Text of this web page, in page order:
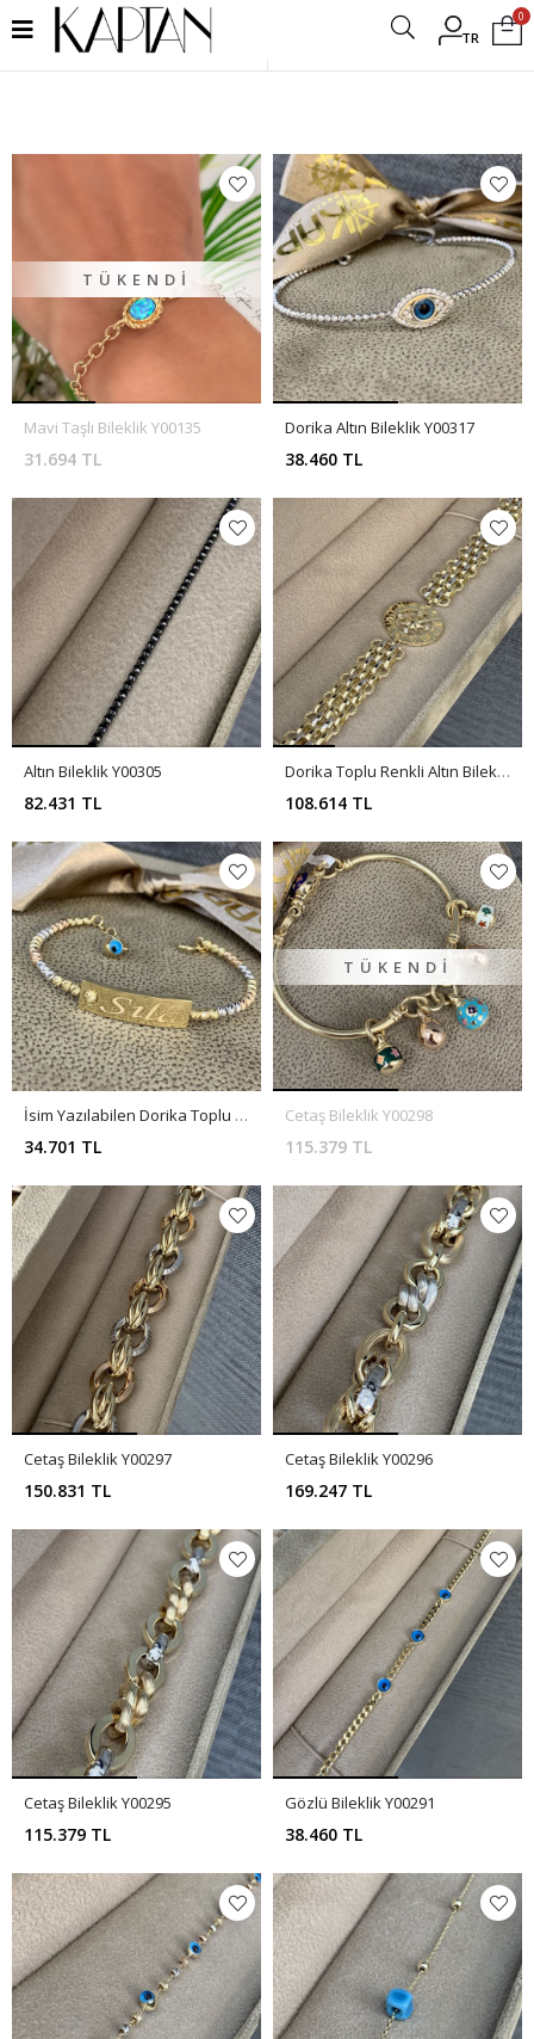
TR
0
Filtrele
TÜKENDI
Mavi Taşlı Bileklik Y00135
31.694 TL
Dorika Altın Bileklik Y00317
38.460 TL
Altın Bileklik Y00305
82.431 TL
Dorika Toplu Renkli Altın Bileklik Y00304
108.614 TL
İsim Yazılabilen Dorika Toplu Altın Bileklik Y00299
34.701 TL
TÜKENDI
Cetaş Bileklik Y00298
115.379 TL
Cetaş Bileklik Y00297
150.831 TL
Cetaş Bileklik Y00296
169.247 TL
Cetaş Bileklik Y00295
115.379 TL
Gözlü Bileklik Y00291
38.460 TL